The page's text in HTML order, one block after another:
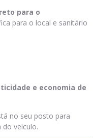
para o
para o local e sanitário
e economia de
no seu posto para
veículo.